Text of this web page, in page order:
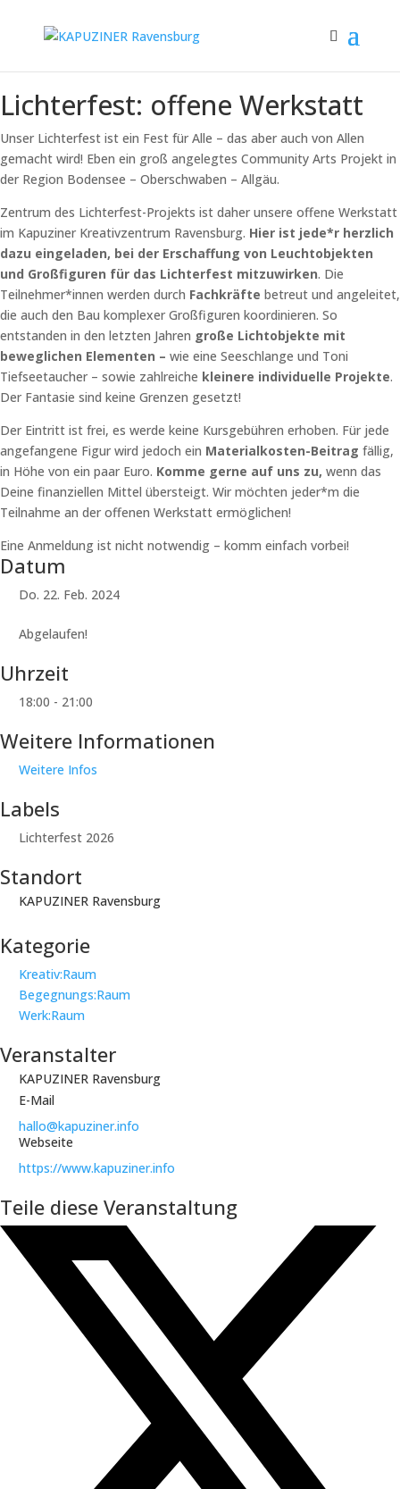
Lichterfest: offene Werkstatt
Unser Lichterfest ist ein Fest für Alle – das aber auch von Allen
gemacht wird! Eben ein groß angelegtes Community Arts Projekt in
der Region Bodensee – Oberschwaben – Allgäu.
Zentrum des Lichterfest-Projekts ist daher unsere offene Werkstatt
im Kapuziner Kreativzentrum Ravensburg. Hier ist jede*r herzlich
dazu eingeladen, bei der Erschaffung von Leuchtobjekten
und Großfiguren für das Lichterfest mitzuwirken. Die
Teilnehmer*innen werden durch Fachkräfte betreut und angeleitet,
die auch den Bau komplexer Großfiguren koordinieren. So
entstanden in den letzten Jahren große Lichtobjekte mit
beweglichen Elementen – wie eine Seeschlange und Toni
Tiefseetaucher – sowie zahlreiche kleinere individuelle Projekte.
Der Fantasie sind keine Grenzen gesetzt!
Der Eintritt ist frei, es werde keine Kursgebühren erhoben. Für jede
angefangene Figur wird jedoch ein Materialkosten-Beitrag fällig,
in Höhe von ein paar Euro. Komme gerne auf uns zu, wenn das
Deine finanziellen Mittel übersteigt. Wir möchten jeder*m die
Teilnahme an der offenen Werkstatt ermöglichen!
Eine Anmeldung ist nicht notwendig – komm einfach vorbei!
Datum
Do. 22. Feb. 2024
Abgelaufen!
Uhrzeit
18:00 - 21:00
Weitere Informationen
Weitere Infos
Labels
Lichterfest 2026
Standort
KAPUZINER Ravensburg
Kategorie
Kreativ:Raum
Begegnungs:Raum
Werk:Raum
Veranstalter
KAPUZINER Ravensburg
E-Mail
hallo@kapuziner.info
Webseite
https://www.kapuziner.info
Teile diese Veranstaltung